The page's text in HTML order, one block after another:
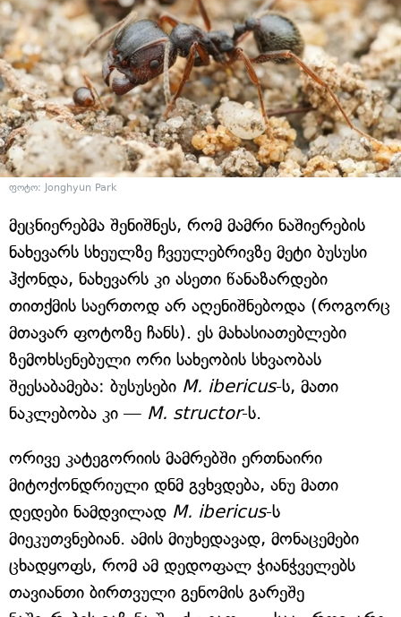
ფოტო: Jonghyun Park
მეცნიერებმა შენიშნეს, რომ მამრი ნაშიერების
ნახევარს სხეულზე ჩვეულებრივზე მეტი ბუსუსი
ჰქონდა, ნახევარს კი ასეთი წანაზარდები
თითქმის საერთოდ არ აღენიშნებოდა (როგორც
მთავარ ფოტოზე ჩანს). ეს მახასიათებლები
ზემოხსენებული ორი სახეობის სხვაობას
შეესაბამება: ბუსუსები M. ibericus-ს, მათი
ნაკლებობა კი — M. structor-ს.
ორივე კატეგორიის მამრებში ერთნაირი
მიტოქონდრიული დნმ გვხვდება, ანუ მათი
დედები ნამდვილად M. ibericus-ს
მიეკუთვნებიან. ამის მიუხედავად, მონაცემები
ცხადყოფს, რომ ამ დედოფალ ჭიანჭველებს
თავიანთი ბირთვული გენომის გარეშე